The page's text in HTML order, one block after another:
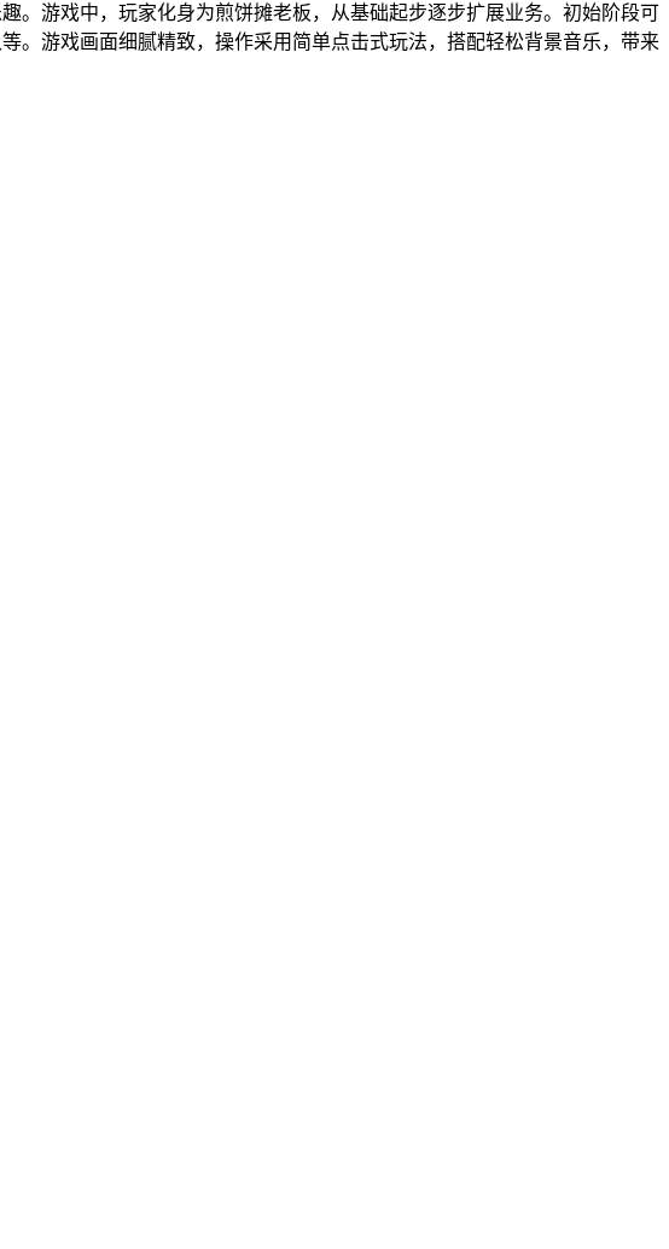
。游戏中，玩家化身为煎饼摊老板，从基础起步逐步扩展业务。初始阶段可
。游戏画面细腻精致，操作采用简单点击式玩法，搭配轻松背景音乐，带来